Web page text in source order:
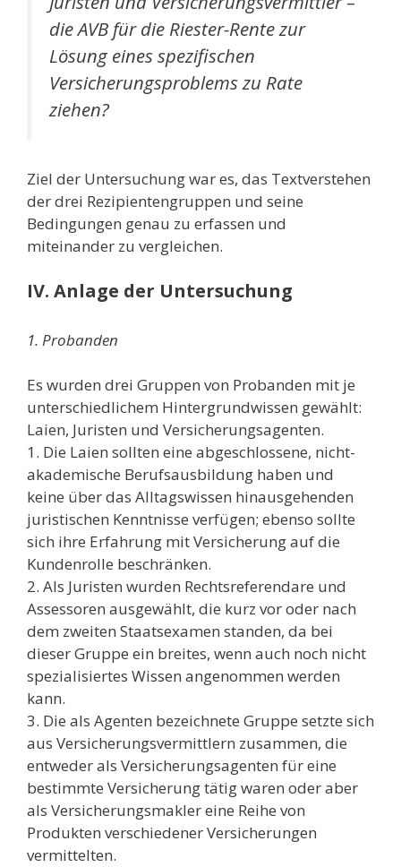
die AVB für die Riester-Rente zur
Lösung eines spezifischen
Versicherungsproblems zu Rate
ziehen?
Ziel der Untersuchung war es, das Textverstehen
der drei Rezipientengruppen und seine
Bedingungen genau zu erfassen und
miteinander zu vergleichen.
IV. Anlage der Untersuchung
1. Probanden
Es wurden drei Gruppen von Probanden mit je
unterschiedlichem Hintergrundwissen gewählt:
Laien, Juristen und Versicherungsagenten.
1. Die Laien sollten eine abgeschlossene, nicht-
akademische Berufsausbildung haben und
keine über das Alltagswissen hinausgehenden
juristischen Kenntnisse verfügen; ebenso sollte
sich ihre Erfahrung mit Versicherung auf die
Kundenrolle beschränken.
2. Als Juristen wurden Rechtsreferendare und
Assessoren ausgewählt, die kurz vor oder nach
dem zweiten Staatsexamen standen, da bei
dieser Gruppe ein breites, wenn auch noch nicht
spezialisiertes Wissen angenommen werden
kann.
3. Die als Agenten bezeichnete Gruppe setzte sich
aus Versicherungsvermittlern zusammen, die
entweder als Versicherungsagenten für eine
bestimmte Versicherung tätig waren oder aber
als Versicherungsmakler eine Reihe von
Produkten verschiedener Versicherungen
vermittelten.